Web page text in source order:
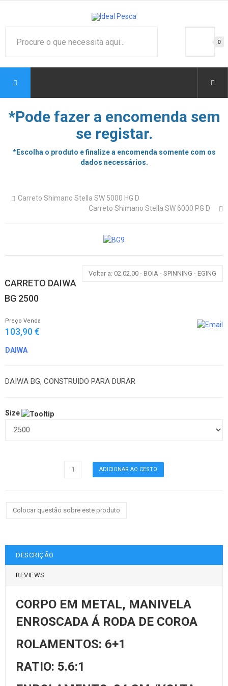
0
*Pode fazer a encomenda sem
se registar.
*Escolha o produto e finalize a encomenda somente com os
dados necessários.
Carreto Shimano Stella SW 5000 HG D
Carreto Shimano Stella SW 6000 PG D
Voltar a: 02.02.00 - BOIA - SPINNING - EGING
CARRETO DAIWA
BG 2500
Preço Venda
103,90 €
DAIWA
DAIWA BG, CONSTRUIDO PARA DURAR
Size
Colocar questão sobre este produto
DESCRIÇÃO
REVIEWS
CORPO EM METAL, MANIVELA
ENROSCADA Á RODA DE COROA
ROLAMENTOS: 6+1
RATIO: 5.6:1